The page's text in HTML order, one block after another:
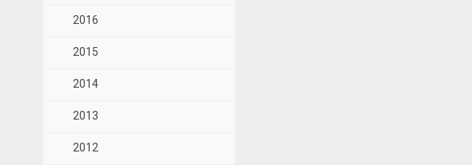
2016
2015
2014
2013
2012